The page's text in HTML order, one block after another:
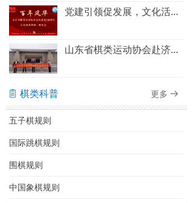
党建引领促发展，文化活动聚人心——山东省棋类运动协会“百年风华”红色经典朗诵、歌咏会圆满结束
山东省棋类运动协会赴济南大峰山党性教育基地 开展主题党日活动
ꁩ 棋类科普 更多 뀠
五子棋规则
国际跳棋规则
围棋规则
中国象棋规则